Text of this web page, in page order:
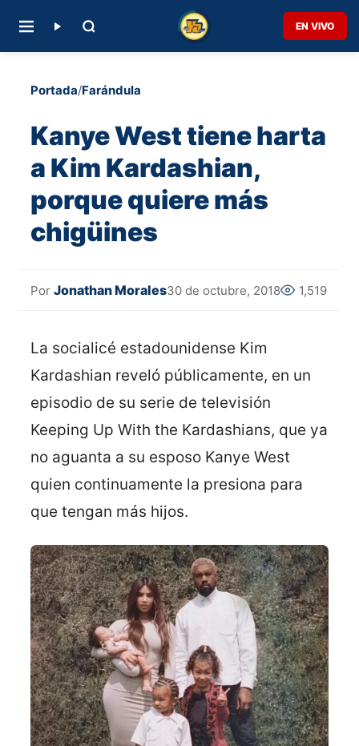
EN VIVO
Portada/Farándula
Kanye West tiene harta
a Kim Kardashian,
porque quiere más
chigüines
Por Jonathan Morales30 de octubre, 2018 1,519
La socialicé estadounidense Kim
Kardashian reveló públicamente, en un
episodio de su serie de televisión
Keeping Up With the Kardashians, que ya
no aguanta a su esposo Kanye West
quien continuamente la presiona para
que tengan más hijos.